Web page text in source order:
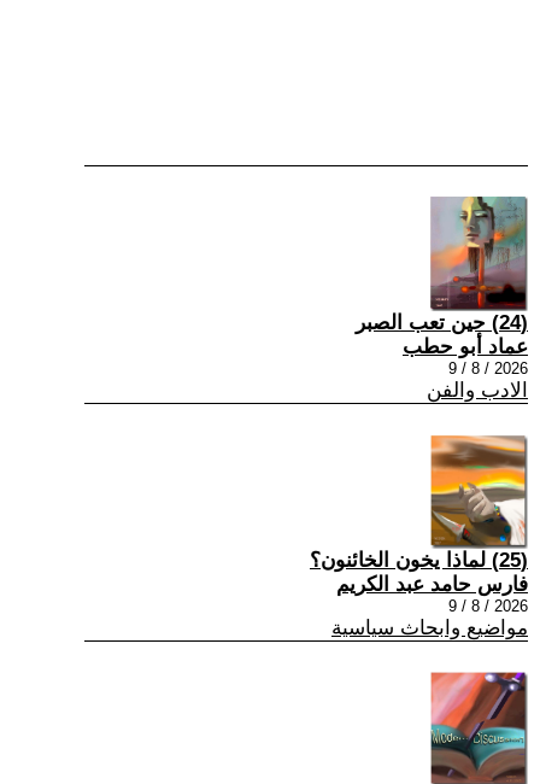
(24) حين تعب الصبر
عماد أبو حطب
2026 / 8 / 9
الادب والفن
(25) لماذا يخون الخائنون؟
فارس حامد عبد الكريم
2026 / 8 / 9
مواضيع وابحاث سياسية